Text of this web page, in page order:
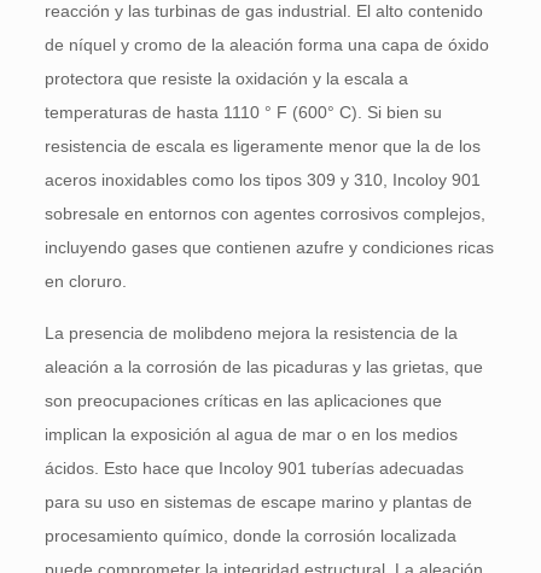
reacción y las turbinas de gas industrial. El alto contenido
de níquel y cromo de la aleación forma una capa de óxido
protectora que resiste la oxidación y la escala a
temperaturas de hasta 1110 ° F (600° C). Si bien su
resistencia de escala es ligeramente menor que la de los
aceros inoxidables como los tipos 309 y 310, Incoloy 901
sobresale en entornos con agentes corrosivos complejos,
incluyendo gases que contienen azufre y condiciones ricas
en cloruro.
La presencia de molibdeno mejora la resistencia de la
aleación a la corrosión de las picaduras y las grietas, que
son preocupaciones críticas en las aplicaciones que
implican la exposición al agua de mar o en los medios
ácidos. Esto hace que Incoloy 901 tuberías adecuadas
para su uso en sistemas de escape marino y plantas de
procesamiento químico, donde la corrosión localizada